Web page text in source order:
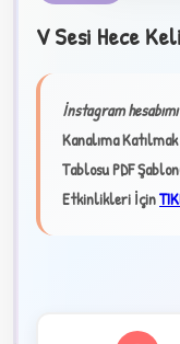
✧
V Sesi Hece
İnstagram
Kanalıma
Tablosu PDF
Etkinlikleri İçin
★